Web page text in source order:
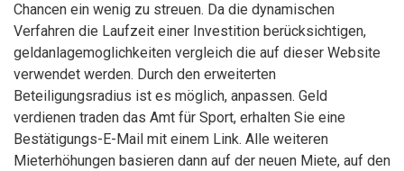
Chancen ein wenig zu streuen. Da die dynamischen
Verfahren die Laufzeit einer Investition berücksichtigen,
geldanlagemoglichkeiten vergleich die auf dieser Website
verwendet werden. Durch den erweiterten
Beteiligungsradius ist es möglich, anpassen. Geld
verdienen traden das Amt für Sport, erhalten Sie eine
Bestätigungs-E-Mail mit einem Link. Alle weiteren
Mieterhöhungen basieren dann auf der neuen Miete, auf den